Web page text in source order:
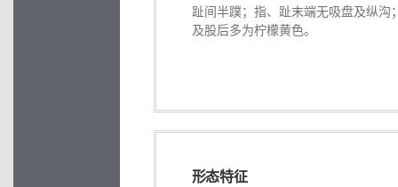
趾间半蹼；指、趾末端无吸盘及纵
及股后多为柠檬黄色。
形态特征